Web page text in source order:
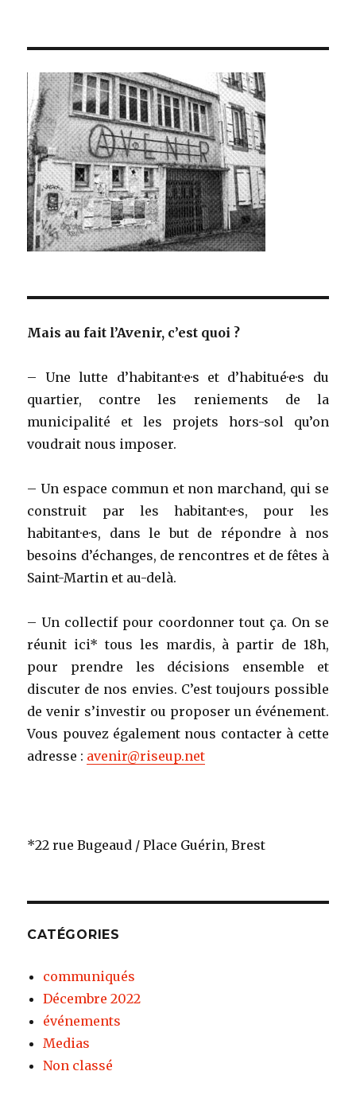
Mais au fait l’Avenir, c’est quoi ?
– Une lutte d’habitant·e·s et d’habitué·e·s du
quartier, contre les reniements de la
municipalité et les projets hors-sol qu’on
voudrait nous imposer.
– Un espace commun et non marchand, qui se
construit par les habitant·e·s, pour les
habitant·e·s, dans le but de répondre à nos
besoins d’échanges, de rencontres et de fêtes à
Saint-Martin et au-delà.
– Un collectif pour coordonner tout ça. On se
réunit ici* tous les mardis, à partir de 18h,
pour prendre les décisions ensemble et
discuter de nos envies. C’est toujours possible
de venir s’investir ou proposer un événement.
Vous pouvez également nous contacter à cette
adresse : avenir@riseup.net
*22 rue Bugeaud / Place Guérin, Brest
CATÉGORIES
communiqués
Décembre 2022
événements
Medias
Non classé